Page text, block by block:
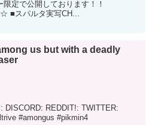
定で公開しております！！
ルタ実写CH...
us but with a deadly
DISCORD: REDDIT!: TWITTER:
#amongus #pikmin4